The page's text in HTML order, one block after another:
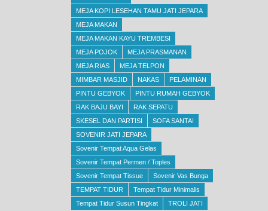
MEJA KOPI LESEHAN TAMU JATI JEPARA
MEJA MAKAN
MEJA MAKAN KAYU TREMBESI
MEJA POJOK
MEJA PRASMANAN
MEJA RIAS
MEJA TELPON
MIMBAR MASJID
NAKAS
PELAMINAN
PINTU GEBYOK
PINTU RUMAH GEBYOK
RAK BAJU BAYI
RAK SEPATU
SKESEL DAN PARTISI
SOFA SANTAI
SOVENIR JATI JEPARA
Sovenir Tempat Aqua Gelas
Sovenir Tempat Permen / Toples
Sovenir Tempat Tissue
Sovenir Vas Bunga
TEMPAT TIDUR
Tempat Tidur Minimalis
Tempat Tidur Susun Tingkat
TROLI JATI